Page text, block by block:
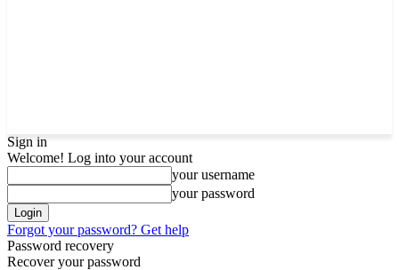
Sign in
Welcome! Log into your account
your username
your password
Forgot your password? Get help
Password recovery
Recover your password